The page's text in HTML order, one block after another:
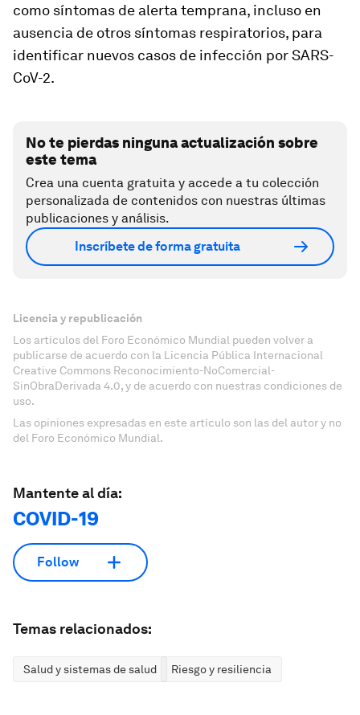
como síntomas de alerta temprana, incluso en
ausencia de otros síntomas respiratorios, para
identificar nuevos casos de infección por SARS-
CoV-2.
No te pierdas ninguna actualización sobre
este tema
Crea una cuenta gratuita y accede a tu colección
personalizada de contenidos con nuestras últimas
publicaciones y análisis.
Inscríbete de forma gratuita
Licencia y republicación
Los artículos del Foro Económico Mundial pueden volver a
publicarse de acuerdo con la Licencia Pública Internacional
Creative Commons Reconocimiento-NoComercial-
SinObraDerivada 4.0, y de acuerdo con nuestras condiciones de
uso.
Las opiniones expresadas en este artículo son las del autor y no
del Foro Económico Mundial.
Mantente al día:
COVID-19
Follow
Temas relacionados:
Salud y sistemas de salud Riesgo y resiliencia